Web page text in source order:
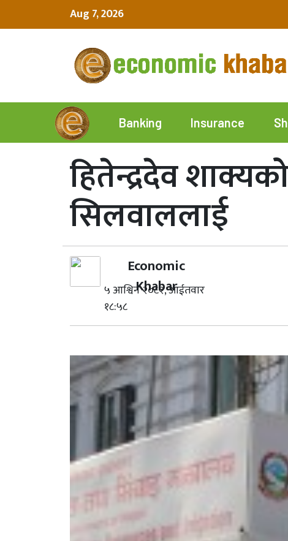
Aug 7, 2026
Banking Insurance
हितेन्द्रदेव
सिलवाललाई
Economic
Khabar
५ आश्विन २०८२, आईतवार
१८:५८